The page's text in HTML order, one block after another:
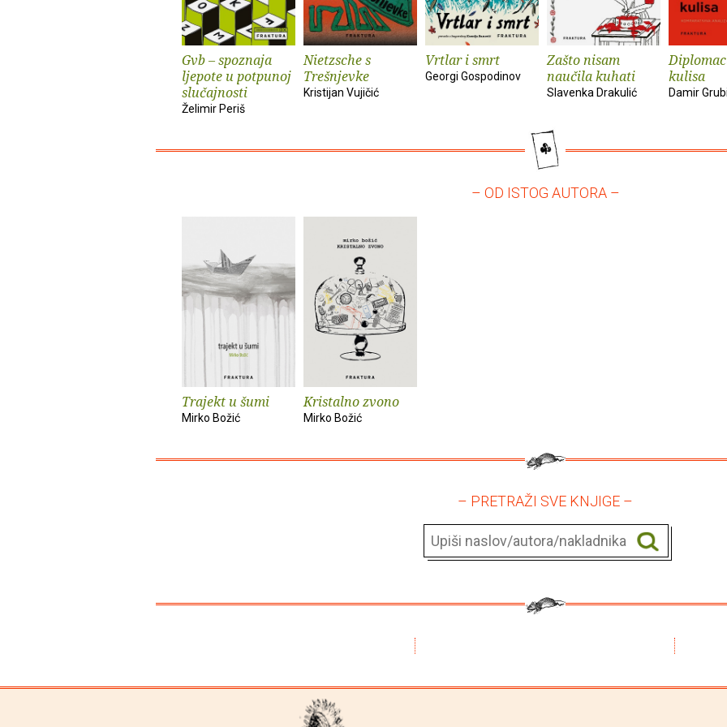
Gvb – spoznaja
ljepote u potpunoj
slučajnosti
Želimir Periš
Nietzsche s
Trešnjevke
Kristijan Vujičić
Vrtlar i smrt
Georgi Gospodinov
Zašto nisam
naučila kuhati
Slavenka Drakulić
kulisa
Damir
– OD ISTOG AUTORA –
Trajekt u šumi
Mirko Božić
Kristalno zvono
Mirko Božić
– PRETRAŽI SVE KNJIGE –